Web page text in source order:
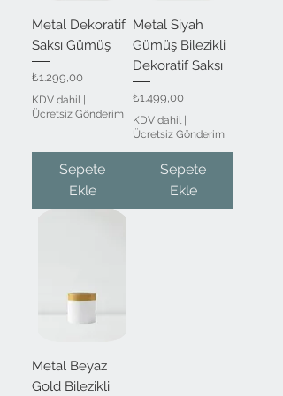
Metal Dekoratif
Saksı Gümüş
Fiyat
₺1.299,00
KDV dahil |
Ücretsiz Gönderim
Sepete
Ekle
Metal Siyah
Gümüş Bilezikli
Dekoratif Saksı
Fiyat
₺1.499,00
KDV dahil |
Ücretsiz Gönderim
Sepete
Ekle
Metal Beyaz
Gold Bilezikli